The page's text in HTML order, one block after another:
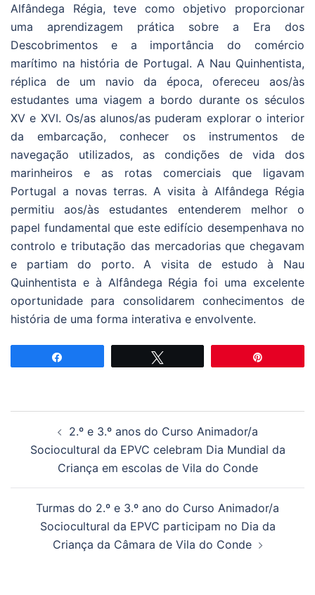
Alfândega Régia, teve como objetivo proporcionar
uma aprendizagem prática sobre a Era dos
Descobrimentos e a importância do comércio
marítimo na história de Portugal. A Nau Quinhentista,
réplica de um navio da época, ofereceu aos/às
estudantes uma viagem a bordo durante os séculos
XV e XVI. Os/as alunos/as puderam explorar o interior
da embarcação, conhecer os instrumentos de
navegação utilizados, as condições de vida dos
marinheiros e as rotas comerciais que ligavam
Portugal a novas terras. A visita à Alfândega Régia
permitiu aos/às estudantes entenderem melhor o
papel fundamental que este edifício desempenhava no
controlo e tributação das mercadorias que chegavam
e partiam do porto. A visita de estudo à Nau
Quinhentista e à Alfândega Régia foi uma excelente
oportunidade para consolidarem conhecimentos de
história de uma forma interativa e envolvente.
artigos
2.º e 3.º anos do Curso Animador/a
Sociocultural da EPVC celebram Dia Mundial da
Criança em escolas de Vila do Conde
Turmas do 2.º e 3.º ano do Curso Animador/a
Sociocultural da EPVC participam no Dia da
Criança da Câmara de Vila do Conde